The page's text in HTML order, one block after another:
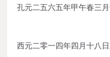
孔元二五六五年甲午春三
西元二零一四年四月十八